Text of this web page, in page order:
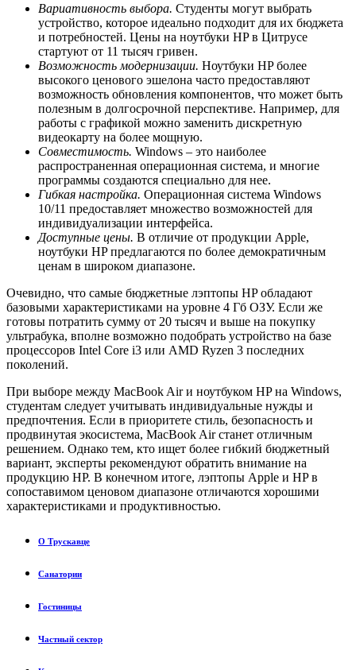
Вариативность выбора. Студенты могут выбрать
устройство, которое идеально подходит для их бюджета
и потребностей. Цены на ноутбуки HP в Цитрусе
стартуют от 11 тысяч гривен.
Возможность модернизации. Ноутбуки HP более
высокого ценового эшелона часто предоставляют
возможность обновления компонентов, что может быть
полезным в долгосрочной перспективе. Например, для
работы с графикой можно заменить дискретную
видеокарту на более мощную.
Совместимость. Windows – это наиболее
распространенная операционная система, и многие
программы создаются специально для нее.
Гибкая настройка. Операционная система Windows
10/11 предоставляет множество возможностей для
индивидуализации интерфейса.
Доступные цены. В отличие от продукции Apple,
ноутбуки HP предлагаются по более демократичным
ценам в широком диапазоне.
Очевидно, что самые бюджетные лэптопы HP обладают
базовыми характеристиками на уровне 4 Гб ОЗУ. Если же
готовы потратить сумму от 20 тысяч и выше на покупку
ультрабука, вполне возможно подобрать устройство на базе
процессоров Intel Core i3 или AMD Ryzen 3 последних
поколений.
При выборе между MacBook Air и ноутбуком HP на Windows,
студентам следует учитывать индивидуальные нужды и
предпочтения. Если в приоритете стиль, безопасность и
продвинутая экосистема, MacBook Air станет отличным
решением. Однако тем, кто ищет более гибкий бюджетный
вариант, эксперты рекомендуют обратить внимание на
продукцию HP. В конечном итоге, лэптопы Apple и HP в
сопоставимом ценовом диапазоне отличаются хорошими
характеристиками и продуктивностью.
О Трускавце
Санатории
Гостиницы
Частный сектор